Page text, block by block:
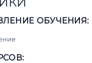
ОБУЧЕНИЯ: